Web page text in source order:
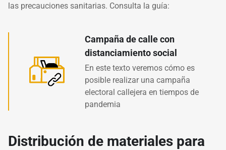
las precauciones sanitarias. Consulta la guía:
Campaña de calle con
distanciamiento social
En este texto veremos cómo es
posible realizar una campaña
electoral callejera en tiempos de
pandemia
Distribución de materiales para